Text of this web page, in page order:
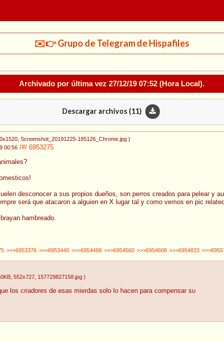
✉️👉 Grupo de Telegram de Hispafiles
Archivado por última vez 27/12/19 07:52 (Hora Local).
Descargar archivos (11)
, Screenshot_20191225-185126_Chrome.jpg )
00:56 /#/ 6953275
desconocer a sus propios dueños, son perros creados para pelear y
será que atacaron a alguien en X lugar tal y como vemos en pic
hambreado.
>>>6953376 >>>6953440 >>>6954488 >>>6954560 >>>6954608 >>>6954833
, 552x727 , 157729827158.jpg )
los criadores de esas mierdas solo lo hacen para compensar su